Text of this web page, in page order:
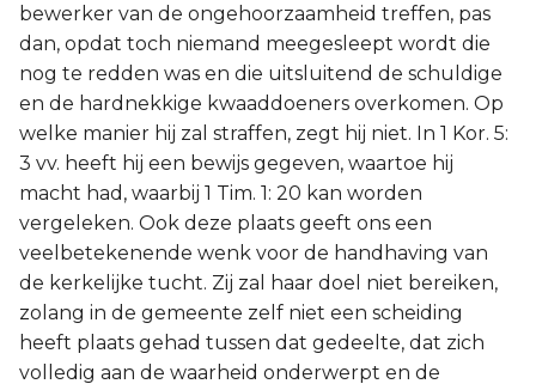
bewerker van de ongehoorzaamheid treffen, pas
dan, opdat toch niemand meegesleept wordt die
nog te redden was en die uitsluitend de schuldige
en de hardnekkige kwaaddoeners overkomen. Op
welke manier hij zal straffen, zegt hij niet. In 1 Kor. 5:
3 vv. heeft hij een bewijs gegeven, waartoe hij
macht had, waarbij 1 Tim. 1: 20 kan worden
vergeleken. Ook deze plaats geeft ons een
veelbetekenende wenk voor de handhaving van
de kerkelijke tucht. Zij zal haar doel niet bereiken,
zolang in de gemeente zelf niet een scheiding
heeft plaats gehad tussen dat gedeelte, dat zich
volledig aan de waarheid onderwerpt en de